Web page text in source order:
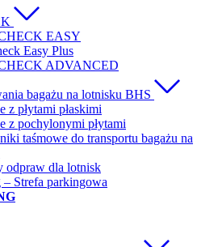
EASY
Easy Plus
ADVANCED
bagażu na lotnisku BHS
z płytami płaskimi
z pochylonymi płytami
taśmowe do transportu bagażu na
odpraw dla lotnisk
Strefa parkingowa